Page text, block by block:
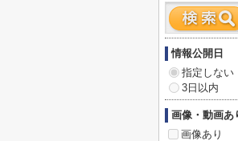
情報公開日
指定しない
3日以内
画像・動画あ
画像あり